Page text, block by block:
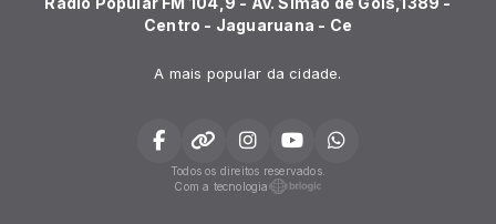
Centro - Jaguaruana - Ce
A mais popular da cidade.
Todos os direitos reservados.
Com a tecnologia